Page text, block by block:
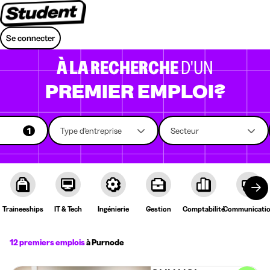
Se connecter
À LA RECHERCHED'UN
PREMIER EMPLOI?
1 Type d'entreprise Secteur
Traineeships IT & Tech Ingénierie Gestion Comptabilité
12 premiers emploisà Purnode